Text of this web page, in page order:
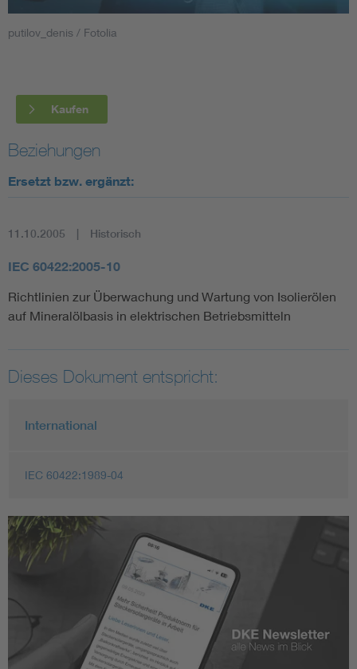
Smart Cities
Blitzschutz: DIN EN 62305 in der Übersicht
Circular Economy für mehr Ressourceneffizienz
Elektrofachkraft (EFK)
putilov_denis / Fotolia
Kaufen
Beziehungen
Ersetzt bzw. ergänzt:
11.10.2005 Historisch
IEC 60422:2005-10
Richtlinien zur Überwachung und Wartung von Isolierölen
auf Mineralölbasis in elektrischen Betriebsmitteln
Dieses Dokument entspricht:
International
IEC 60422:1989-04